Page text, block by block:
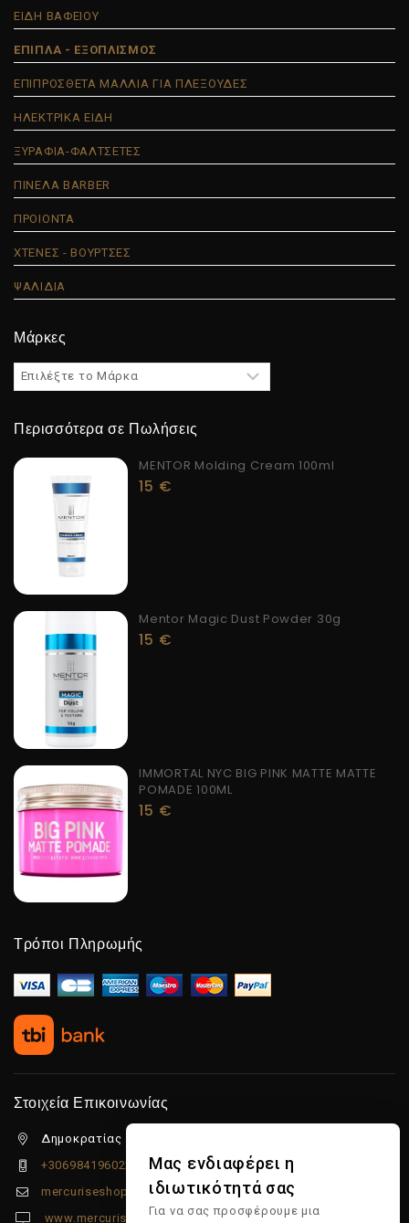
ΕΙΔΗ ΒΑΦΕΙΟΥ
ΕΠΙΠΛΑ - ΕΞΟΠΛΙΣΜΟΣ
ΕΠΙΠΡΟΣΘΕΤΑ ΜΑΛΛΙΑ ΓΙΑ ΠΛΕΞΟΥΔΕΣ
ΗΛΕΚΤΡΙΚΑ ΕΙΔΗ
ΞΥΡΑΦΙΑ-ΦΑΛΤΣΕΤΕΣ
ΠΙΝΕΛΑ BARBER
ΠΡΟΙΟΝΤΑ
ΧΤΕΝΕΣ - ΒΟΥΡΤΣΕΣ
ΨΑΛΙΔΙΑ
Μάρκες
Περισσότερα σε Πωλήσεις
MENTOR Molding Cream 100ml
15 €
Mentor Magic Dust Powder 30g
15 €
IMMORTAL NYC BIG PINK MATTE MATTE
POMADE 100ML
15 €
Τρόποι Πληρωμής
Στοιχεία Επικοινωνίας
Δημοκρατίας 5β Λιμένας Χερσονήσου, 70014
+306984196022
mercuriseshop@gmail.com
www.mercuriseshop.gr
Μας ενδιαφέρει η
ιδιωτικότητά σας
Για να σας προσφέρουμε μια